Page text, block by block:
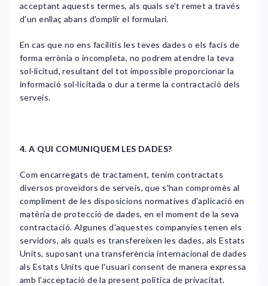
acceptant aquests termes, als quals se't remet a través
d'un enllaç abans d'omplir el formulari.
En cas que no ens facilitis les teves dades o els facis de
forma errònia o incompleta, no podrem atendre la teva
sol·licitud, resultant del tot impossible proporcionar la
informació sol·licitada o dur a terme la contractació dels
serveis.
4. A QUI COMUNIQUEM LES DADES?
Com encarregats de tractament, tenim contractats
diversos proveïdors de serveis, que s'han compromès al
compliment de les disposicions normatives d'aplicació en
matèria de protecció de dades, en el moment de la seva
contractació. Algunes d'aquestes companyies tenen els
servidors, als quals es transfereixen les dades, als Estats
Units, suposant una transferència internacional de dades
als Estats Units que l'usuari consent de manera expressa
amb l'acceptació de la present política de privacitat.